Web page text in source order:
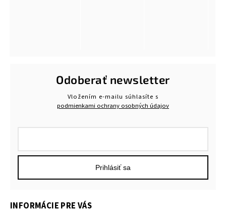
INFORMÁCIE PRE VÁS
Odoberať newsletter
Vložením e-mailu súhlasíte s
podmienkami ochrany osobných údajov
Prihlásiť sa